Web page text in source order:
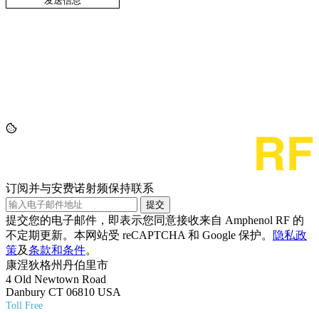
订阅并与安费诺射频保持联系
提交
提交您的电子邮件，即表示您同意接收来自 Amphenol RF 的
不定期更新。本网站受 reCAPTCHA 和 Google 保护。
隐私政
策及条款和条件。
康涅狄格州丹伯里市
4 Old Newtown Road
Danbury CT 06810 USA
Toll Free